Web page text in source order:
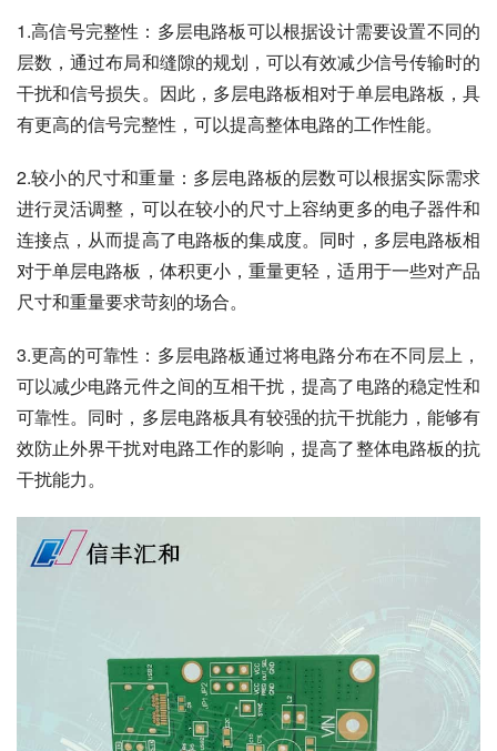
1.高信号完整性：多层电路板可以根据设计需要设置不同的
层数，通过布局和缝隙的规划，可以有效减少信号传输时的
干扰和信号损失。因此，多层电路板相对于单层电路板，具
有更高的信号完整性，可以提高整体电路的工作性能。
2.较小的尺寸和重量：多层电路板的层数可以根据实际需求
进行灵活调整，可以在较小的尺寸上容纳更多的电子器件和
连接点，从而提高了电路板的集成度。同时，多层电路板相
对于单层电路板，体积更小，重量更轻，适用于一些对产品
尺寸和重量要求苛刻的场合。
3.更高的可靠性：多层电路板通过将电路分布在不同层上，
可以减少电路元件之间的互相干扰，提高了电路的稳定性和
可靠性。同时，多层电路板具有较强的抗干扰能力，能够有
效防止外界干扰对电路工作的影响，提高了整体电路板的抗
干扰能力。